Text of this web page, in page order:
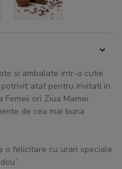
si ambalate intr-o cutie
atat pentru invitati in
ori Ziua Mamei.
de cea mai buna
o felicitare cu urari speciale